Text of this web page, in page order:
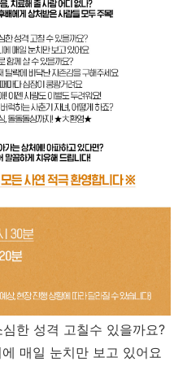
한 성격 고칠수 있을까요?
매일 눈치만 보고 있어요